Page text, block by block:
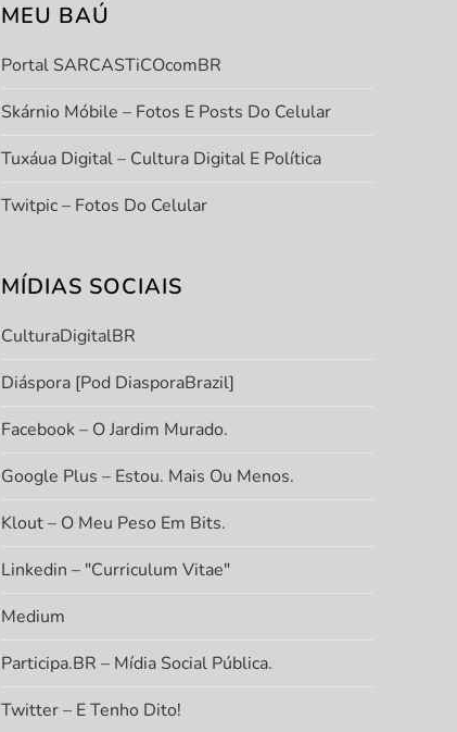
MEU BAÚ
Portal SARCASTiCOcomBR
Skárnio Móbile – Fotos E Posts Do Celular
Tuxáua Digital – Cultura Digital E Política
Twitpic – Fotos Do Celular
MÍDIAS SOCIAIS
CulturaDigitalBR
Diáspora [Pod DiasporaBrazil]
Facebook – O Jardim Murado.
Google Plus – Estou. Mais Ou Menos.
Klout – O Meu Peso Em Bits.
Linkedin – "Curriculum Vitae"
Medium
Participa.BR – Mídia Social Pública.
Twitter – E Tenho Dito!